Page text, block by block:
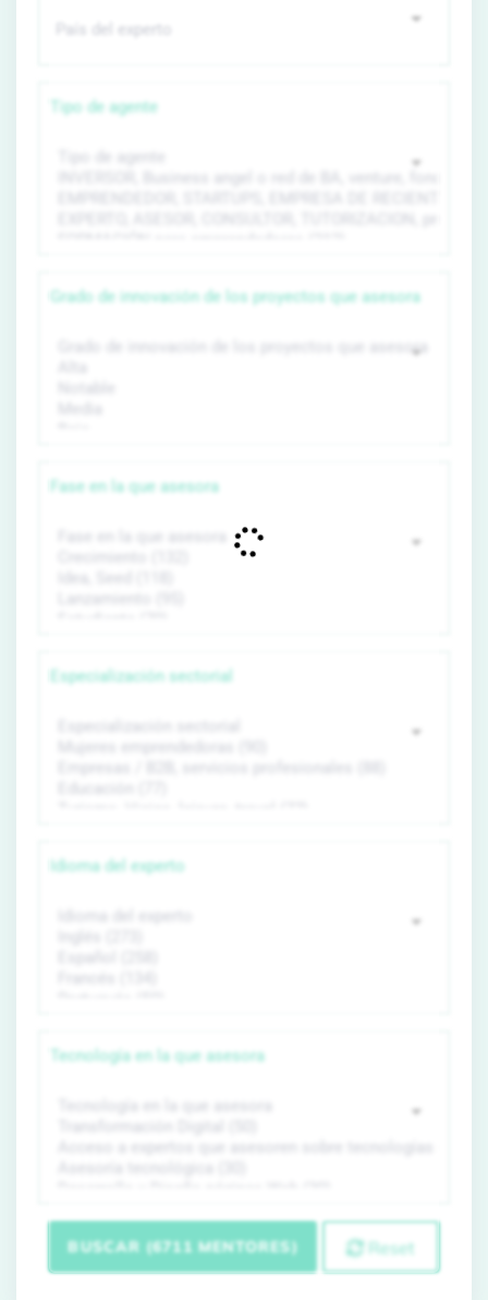
Tipo de agente
Grado de innovación de los proyectos que asesora
Fase en la que asesora
Especialización sectorial
Idioma del experto
Tecnología en la que asesora
BUSCAR (6711 MENTORES) Reset